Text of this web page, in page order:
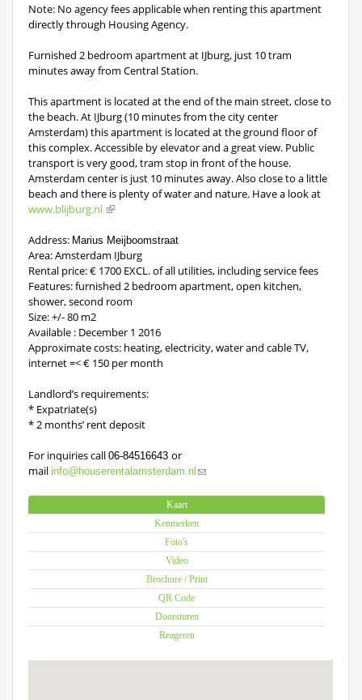
Note: No agency fees applicable when renting this apartment
directly through Housing Agency.
Furnished 2 bedroom apartment at IJburg, just 10 tram
minutes away from Central Station.
This apartment is located at the end of the main street, close to
the beach. At IJburg (10 minutes from the city center
Amsterdam) this apartment is located at the ground floor of
this complex. Accessible by elevator and a great view. Public
transport is very good, tram stop in front of the house.
Amsterdam center is just 10 minutes away. Also close to a little
beach and there is plenty of water and nature. Have a look at
www.blijburg.nl
Address: Marius Meijboomstraat
Area: Amsterdam IJburg
Rental price: € 1700 EXCL. of all utilities, including service fees
Features: furnished 2 bedroom apartment, open kitchen,
shower, second room
Size: +/- 80 m2
Available : December 1 2016
Approximate costs: heating, electricity, water and cable TV,
internet =< € 150 per month
Landlord’s requirements:
* Expatriate(s)
* 2 months’ rent deposit
For inquiries call 06-84516643 or
mail info@houserentalamsterdam.nl
Kaart
Kenmerken
Foto's
Video
Brochure / Print
QR Code
Doorsturen
Reageren